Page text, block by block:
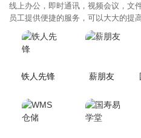
线上办公，即时通讯，视频会议，文
员工提供便捷的服务，可以大大的提
铁人先锋 薪朋友